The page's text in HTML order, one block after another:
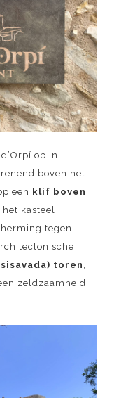
op in
boven het
een klif boven
het kasteel
tegen
toren
zeldzaamheid